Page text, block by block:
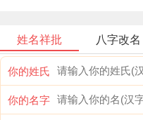
姓名祥批 八字改名
你的姓氏
你的名字